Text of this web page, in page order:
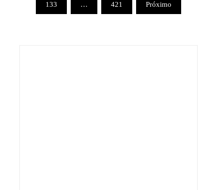
133 … 421 Próximo